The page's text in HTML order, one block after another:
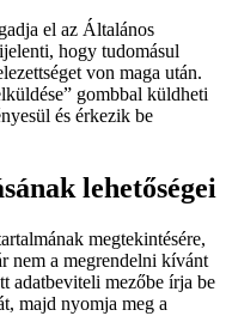
el az Általános
hogy tudomásul
von maga után.
gombbal küldheti
és érkezik be
lehetőségei
megtekintésére,
nem a megrendelni kívánt
adatbeviteli mezőbe írja be
majd nyomja meg a